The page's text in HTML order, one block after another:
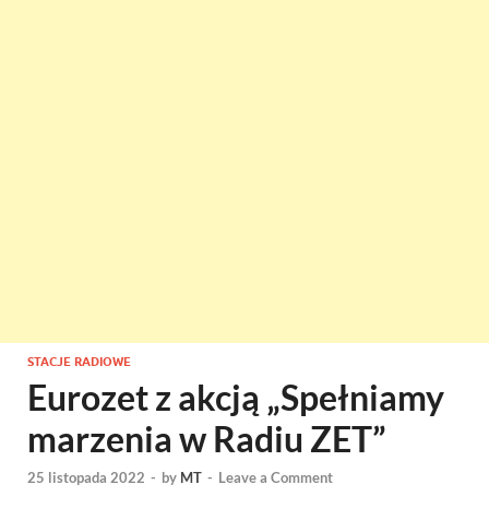
STACJE RADIOWE
Eurozet z akcją „Spełniamy
marzenia w Radiu ZET”
25 listopada 2022 - by MT - Leave a Comment